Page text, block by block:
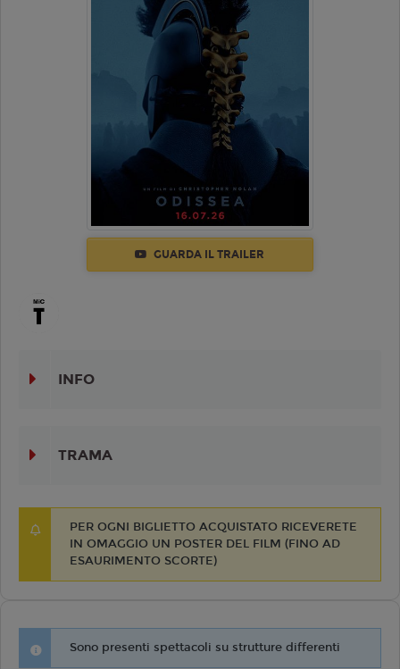
GUARDA IL TRAILER
INFO
TRAMA
PER OGNI BIGLIETTO ACQUISTATO RICEVERETE
IN OMAGGIO UN POSTER DEL FILM (FINO AD
ESAURIMENTO SCORTE)
Sono presenti spettacoli su strutture differenti